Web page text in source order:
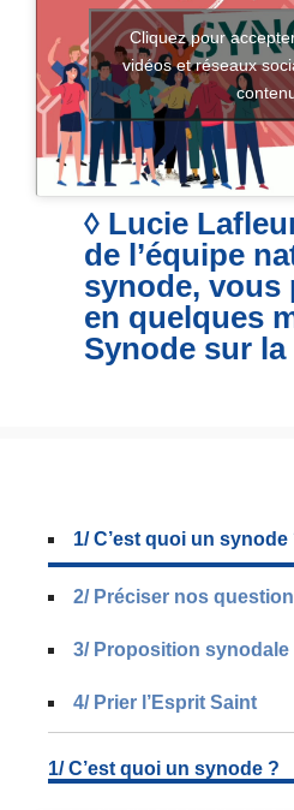
Cliquez pour
vidéos et réseaux
◊ Lucie
de l’équipe
synode, vous
en quelques
Synode sur
1/ C’est quoi un synode
2/ Préciser nos
3/ Proposition synodale
4/ Prier l’Esprit Saint
1/ C’est quoi un synode ?